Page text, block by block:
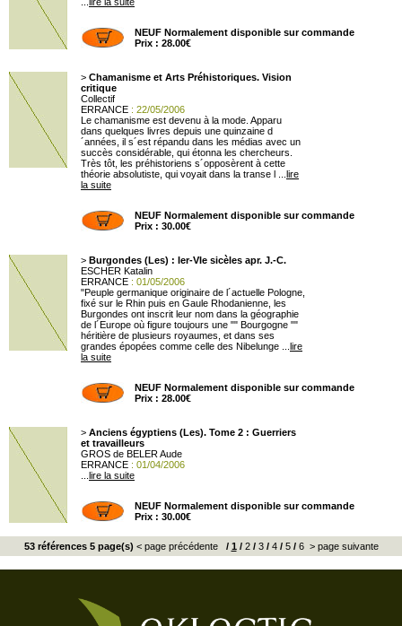
NEUF Normalement disponible sur commande
Prix : 28.00€
> Chamanisme et Arts Préhistoriques. Vision
critique
Collectif
ERRANCE : 22/05/2006
Le chamanisme est devenu à la mode. Apparu
dans quelques livres depuis une quinzaine d
´années, il s´est répandu dans les médias avec un
succès considérable, qui étonna les chercheurs.
Très tôt, les préhistoriens s´opposèrent à cette
théorie absolutiste, qui voyait dans la transe l ... lire
la suite
NEUF Normalement disponible sur commande
Prix : 30.00€
> Burgondes (Les) : Ier-VIe sicèles apr. J.-C.
ESCHER Katalin
ERRANCE : 01/05/2006
"Peuple germanique originaire de l´actuelle Pologne,
fixé sur le Rhin puis en Gaule Rhodanienne, les
Burgondes ont inscrit leur nom dans la géographie
de l´Europe où figure toujours une "" Bourgogne ""
héritière de plusieurs royaumes, et dans ses
grandes épopées comme celle des Nibelunge ... lire
la suite
NEUF Normalement disponible sur commande
Prix : 28.00€
> Anciens égyptiens (Les). Tome 2 : Guerriers
et travailleurs
GROS de BELER Aude
ERRANCE : 01/04/2006
lire la suite
NEUF Normalement disponible sur commande
Prix : 30.00€
53 références 5 page(s) < page précédente/ 1 /2/3/4/5/6 > page suivante